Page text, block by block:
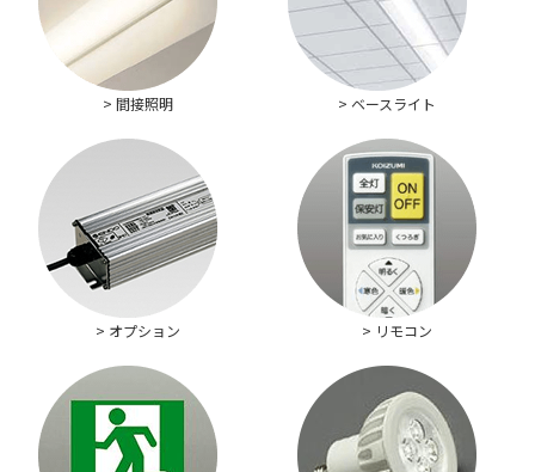
> 間接照明 > ベースライト
> オプション > リモコン